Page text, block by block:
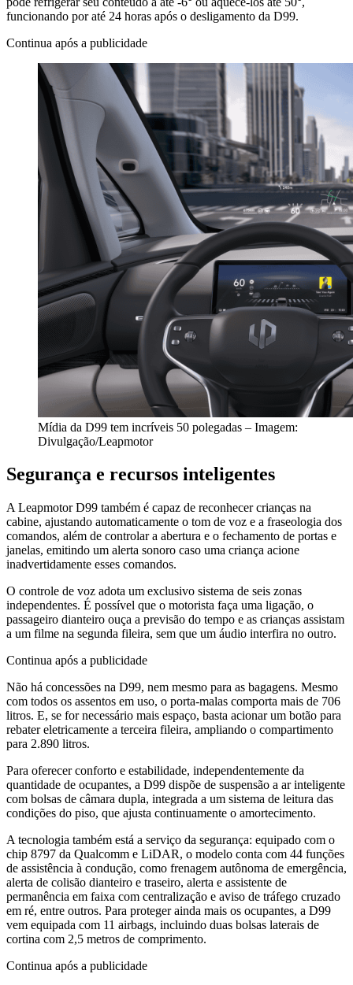
funcionando por até 24 horas após o desligamento da D99.
Continua após a publicidade
Mídia da D99 tem incríveis 50 polegadas – Imagem:
Divulgação/Leapmotor
Segurança e recursos inteligentes
A Leapmotor D99 também é capaz de reconhecer crianças na
cabine, ajustando automaticamente o tom de voz e a fraseologia dos
comandos, além de controlar a abertura e o fechamento de portas e
janelas, emitindo um alerta sonoro caso uma criança acione
inadvertidamente esses comandos.
O controle de voz adota um exclusivo sistema de seis zonas
independentes. É possível que o motorista faça uma ligação, o
passageiro dianteiro ouça a previsão do tempo e as crianças assistam
a um filme na segunda fileira, sem que um áudio interfira no outro.
Continua após a publicidade
Não há concessões na D99, nem mesmo para as bagagens. Mesmo
com todos os assentos em uso, o porta-malas comporta mais de 706
litros. E, se for necessário mais espaço, basta acionar um botão para
rebater eletricamente a terceira fileira, ampliando o compartimento
para 2.890 litros.
Para oferecer conforto e estabilidade, independentemente da
quantidade de ocupantes, a D99 dispõe de suspensão a ar inteligente
com bolsas de câmara dupla, integrada a um sistema de leitura das
condições do piso, que ajusta continuamente o amortecimento.
A tecnologia também está a serviço da segurança: equipado com o
chip 8797 da Qualcomm e LiDAR, o modelo conta com 44 funções
de assistência à condução, como frenagem autônoma de emergência,
alerta de colisão dianteiro e traseiro, alerta e assistente de
permanência em faixa com centralização e aviso de tráfego cruzado
em ré, entre outros. Para proteger ainda mais os ocupantes, a D99
vem equipada com 11 airbags, incluindo duas bolsas laterais de
cortina com 2,5 metros de comprimento.
Continua após a publicidade